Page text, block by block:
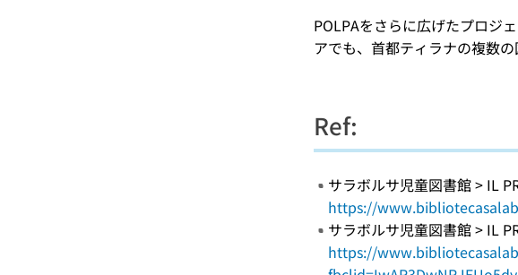
POLPAをさらに広げたプロジ
アでも、首都ティラナの複数
Ref:
サラボルサ児童図書館 > IL
https://
サラボルサ児童図書館 > IL
https://